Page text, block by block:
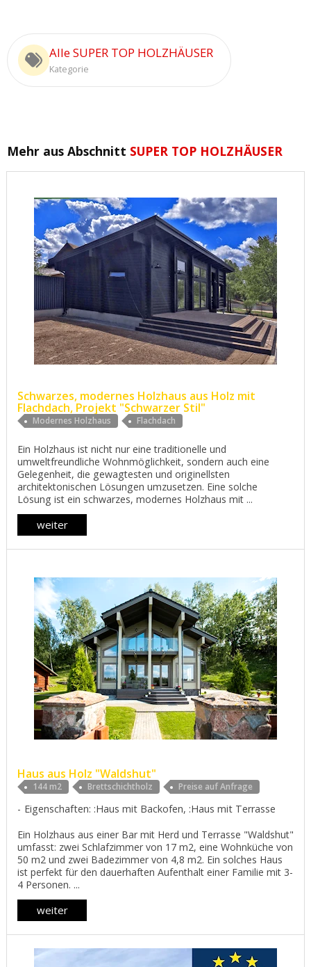
Alle SUPER TOP HOLZHÄUSER
Kategorie
Mehr aus Abschnitt SUPER TOP HOLZHÄUSER
Schwarzes, modernes Holzhaus aus Holz mit
Flachdach, Projekt "Schwarzer Stil"
Modernes Holzhaus Flachdach
Ein Holzhaus ist nicht nur eine traditionelle und
umweltfreundliche Wohnmöglichkeit, sondern auch eine
Gelegenheit, die gewagtesten und originellsten
architektonischen Lösungen umzusetzen. Eine solche
Lösung ist ein schwarzes, modernes Holzhaus mit ...
weiter
Haus aus Holz "Waldshut"
144 m2 Brettschichtholz Preise auf Anfrage
Eigenschaften: :Haus mit Backofen, :Haus mit Terrasse
Ein Holzhaus aus einer Bar mit Herd und Terrasse "Waldshut"
umfasst: zwei Schlafzimmer von 17 m2, eine Wohnküche von
50 m2 und zwei Badezimmer von 4,8 m2. Ein solches Haus
ist perfekt für den dauerhaften Aufenthalt einer Familie mit 3-
4 Personen. ...
weiter